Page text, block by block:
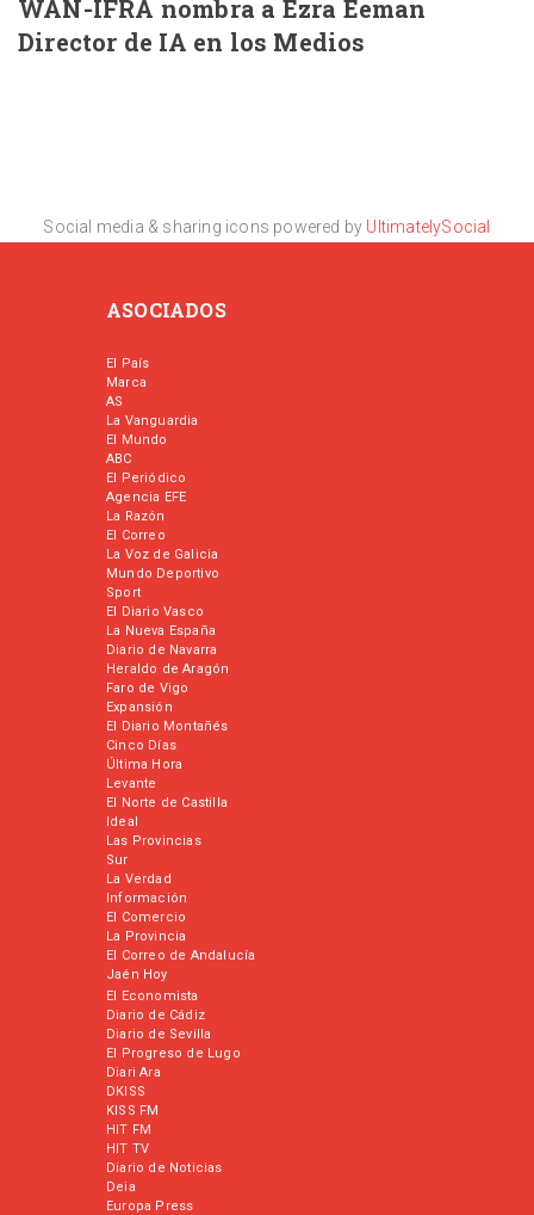
WAN-IFRA nombra a Ezra Eeman
Director de IA en los Medios
Social media & sharing icons powered by UltimatelySocial
ASOCIADOS
El País
Marca
AS
La Vanguardia
El Mundo
ABC
El Periódico
Agencia EFE
La Razón
El Correo
La Voz de Galicia
Mundo Deportivo
Sport
El Diario Vasco
La Nueva España
Diario de Navarra
Heraldo de Aragón
Faro de Vigo
Expansión
El Diario Montañés
Cinco Días
Última Hora
Levante
El Norte de Castilla
Ideal
Las Provincias
Sur
La Verdad
Información
El Comercio
La Provincia
El Correo de Andalucía
Jaén Hoy
El Economista
Diario de Cádiz
Diario de Sevilla
El Progreso de Lugo
Diari Ara
DKISS
KISS FM
HIT FM
HIT TV
Diario de Noticias
Deia
Europa Press